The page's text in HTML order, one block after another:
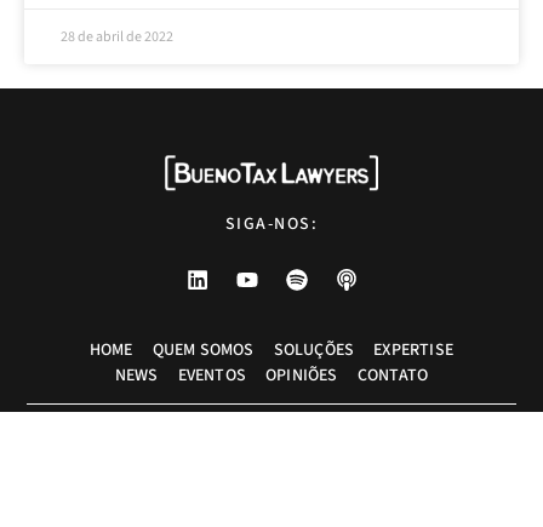
28 de abril de 2022
SIGA-NOS:
HOME QUEM SOMOS SOLUÇÕES
EXPERTISE
NEWS
EVENTOS OPINIÕES CONTATO